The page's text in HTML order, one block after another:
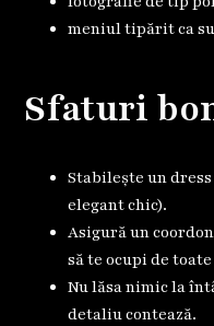
meniul tipărit ca
Sfaturi
Stabilește un
elegant chic).
Asigură un
să te ocupi de
Nu lăsa nimic la
detaliu contează.